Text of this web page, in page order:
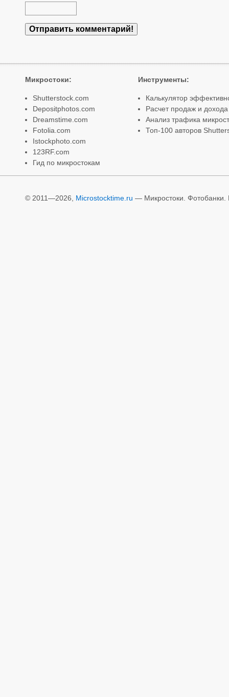
Микростоки:
Shutterstock.com
Depositphotos.com
Dreamstime.com
Fotolia.com
Istockphoto.com
123RF.com
Гид по микростокам
Инструменты:
Калькулятор
Расчет продаж и дохода
Анализ трафика
Топ-100 авторов
© 2011—2026, Microstocktime.ru — Микростоки. Фотобанки.